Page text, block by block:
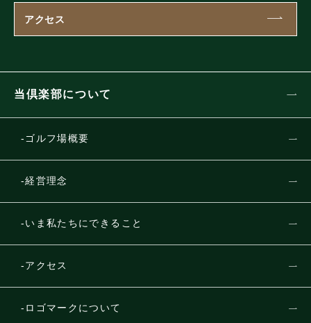
アクセス
当倶楽部について
ゴルフ場概要
経営理念
いま私たちにできること
アクセス
ロゴマークについて